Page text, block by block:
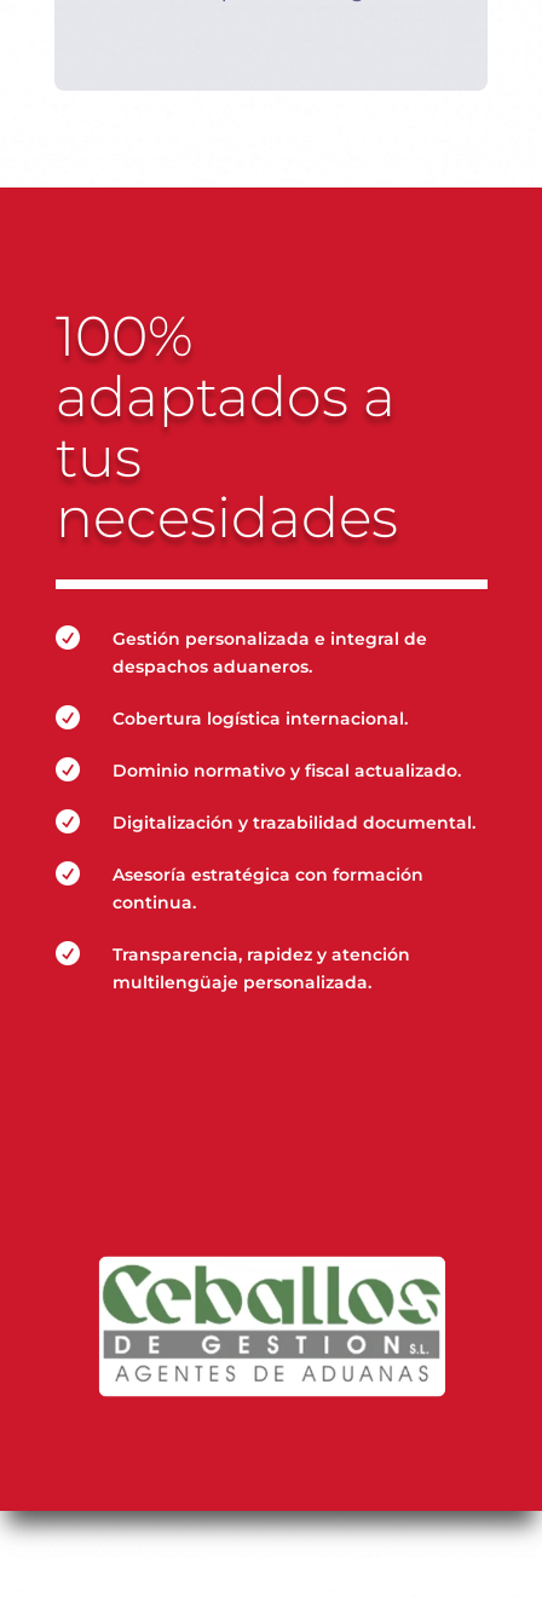
100%
adaptados a
tus
necesidades

Gestión personalizada e integral de
despachos aduaneros.
 Cobertura logística internacional.
 Dominio normativo y fiscal actualizado.
 Digitalización y trazabilidad documental.

Asesoría estratégica con formación
continua.

Transparencia, rapidez y atención
multilengüaje personalizada.